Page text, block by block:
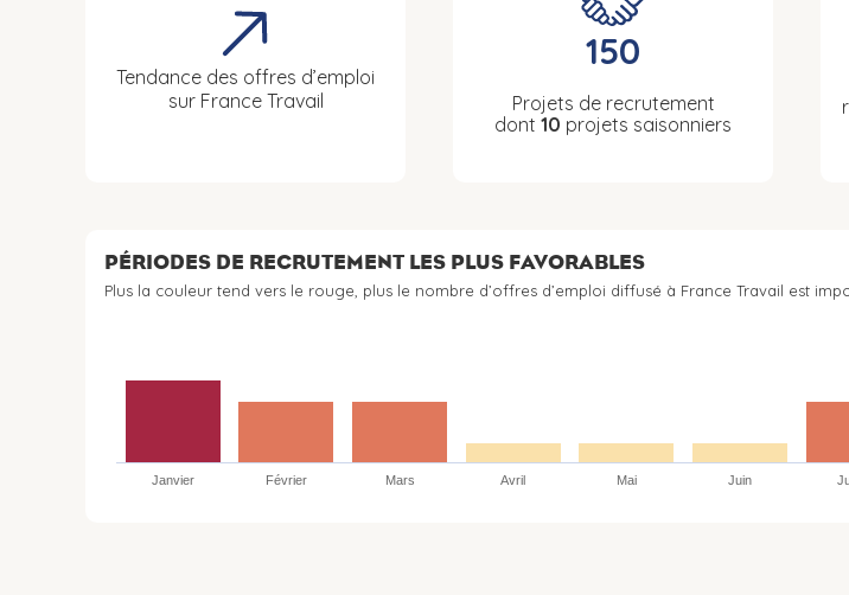
Tendance des offres d’emploi
sur France Travail
150
Projets de recrutement
dont 10 projets saisonniers
PÉRIODES DE RECRUTEMENT LES PLUS FAVORABLES
Plus la couleur tend vers le rouge, plus le nombre d’offres d’emploi diffusé à France Travail est
Janvier Février Mars Avril Mai Juin